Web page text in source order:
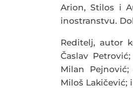
Arion, Stilos i
inostranstvu.
Reditelj, autor
Časlav
Milan
Miloš Lakičević;